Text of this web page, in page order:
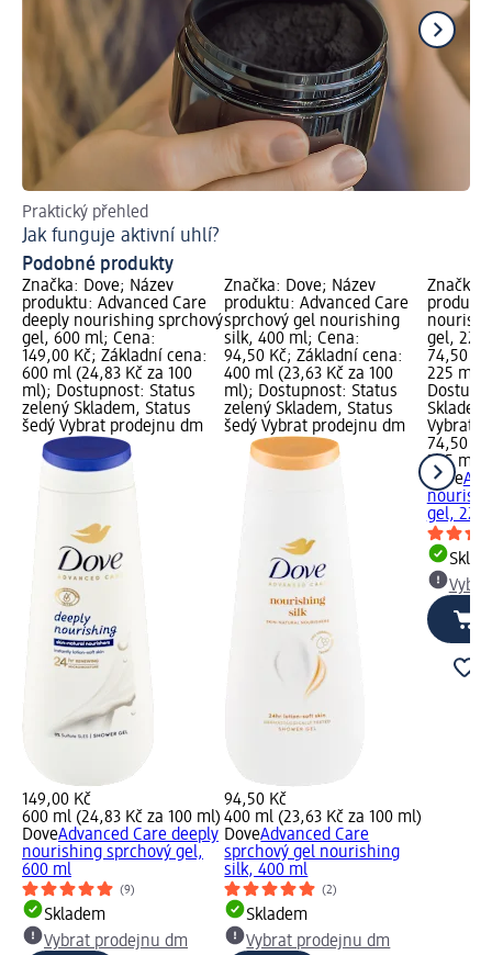
Praktický přehled
Jak funguje aktivní uhlí?
Podobné produkty
Značka: Dove; Název
produktu: Advanced Care
deeply nourishing sprchový
gel, 600 ml; Cena:
149,00 Kč; Základní cena:
600 ml (24,83 Kč za 100
ml); Dostupnost: Status
zelený Skladem, Status
šedý Vybrat prodejnu dm
149,00 Kč
600 ml (24,83 Kč za 100 ml)
DoveAdvanced Care deeply
nourishing sprchový gel,
600 ml
(9)
Skladem
Vybrat prodejnu dm
Značka: Dove; Název
produktu: Advanced Care
sprchový gel nourishing
silk, 400 ml; Cena:
94,50 Kč; Základní cena:
400 ml (23,63 Kč za 100
ml); Dostupnost: Status
zelený Skladem, Status
šedý Vybrat prodejnu dm
94,50 Kč
400 ml (23,63 Kč za 100 ml)
DoveAdvanced Care
sprchový gel nourishing
silk, 400 ml
(2)
Skladem
Vybrat prodejnu dm
Značka:
gel, 225
74,50
225 ml
Vybrat
74,50 Kč
225 ml
Dove
gel, 225